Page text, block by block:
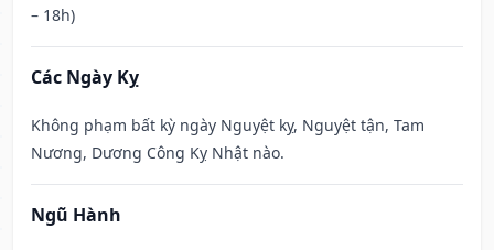
– 18h)
Các Ngày Kỵ
Không phạm bất kỳ ngày Nguyệt kỵ, Nguyệt tận, Tam
Nương, Dương Công Kỵ Nhật nào.
Ngũ Hành